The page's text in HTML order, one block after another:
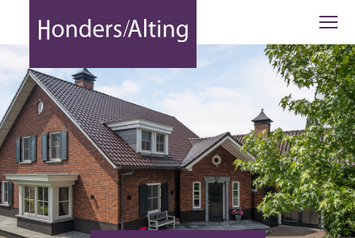
Oude Rijksweg 8 - Honders Alting